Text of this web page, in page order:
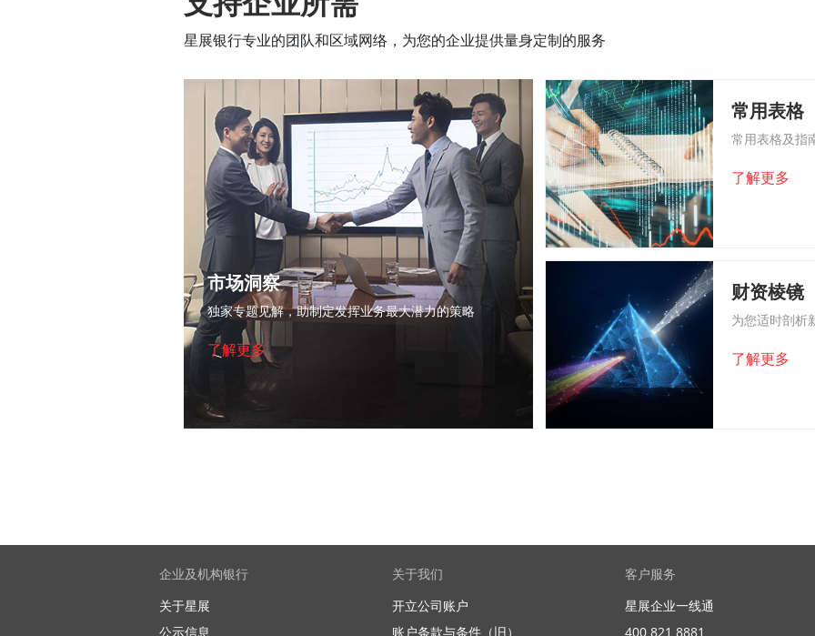
星展银行专业的团队和区域网络，为您的企业提供量身定制的服务
市场洞察
独家专题见解，助制定发挥业务最大潜力的策略
了解更多
常用表格
常用表格及指
了解更多
财资棱镜
为您适时剖析
了解更多
企业及机构银行
关于星展
公示信息
关于我们
开立公司账户
账户条款与条件（旧）
客户服务
星展企业一线通
400 821 8881